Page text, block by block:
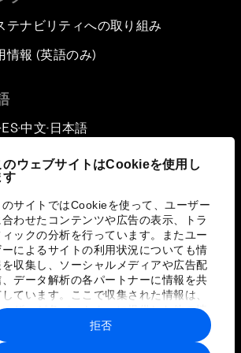
のウェブサイトはCookieを使用し
す
のサイトではCookieを使って、ユーザー
合わせたコンテンツや広告の表示、トラ
ィックの分析を行っています。またユー
によるサイトの利用状況についても情
収集し、ソーシャルメディアや広告配
データ解析の各パートナーに情報を共
ています。ここで収集された情報は、
ーザーが各パートナーに提供した他の情
各パートナーのサービスを使用した際
収集された情報と組み合わされ、各パー
拒否
テナビリティへの取り組み
情報 (英語のみ)
▪ ES▪中文▪ 日本語